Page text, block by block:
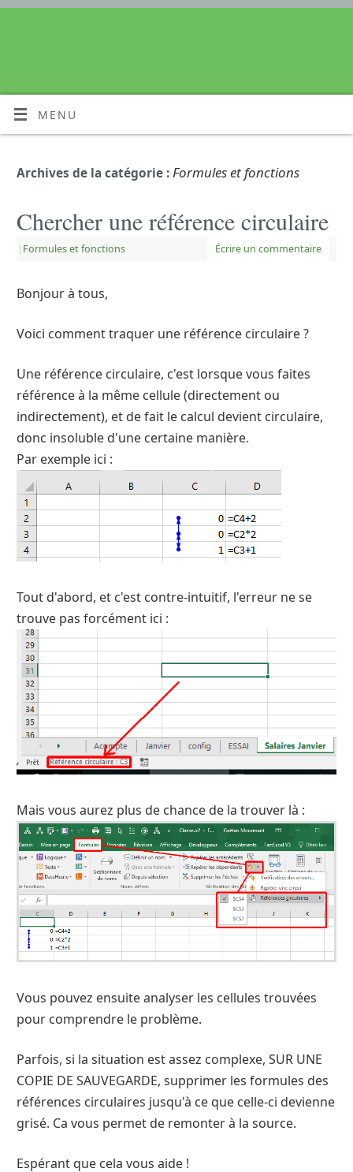
MENU
Archives de la catégorie :Formules et fonctions
Chercher une référence circulaire
| Formules et fonctions Écrire un commentaire
Bonjour à tous,
Voici comment traquer une référence circulaire ?
Une référence circulaire, c'est lorsque vous faites
référence à la même cellule (directement ou
indirectement), et de fait le calcul devient circulaire,
donc insoluble d'une certaine manière.
Par exemple ici :
Tout d'abord, et c'est contre-intuitif, l'erreur ne se
trouve pas forcément ici :
Mais vous aurez plus de chance de la trouver là :
Vous pouvez ensuite analyser les cellules trouvées
pour comprendre le problème.
Parfois, si la situation est assez complexe, SUR UNE
COPIE DE SAUVEGARDE, supprimer les formules des
références circulaires jusqu'à ce que celle-ci devienne
grisé. Ca vous permet de remonter à la source.
Espérant que cela vous aide !